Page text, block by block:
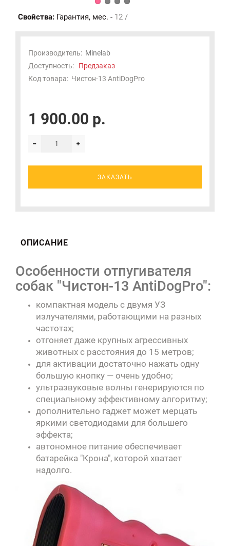
Свойства: Гарантия, мес. - 12 /
Производитель: Minelab
Доступность: Предзаказ
Код товара: Чистон-13 AntiDogPro
1 900.00 р.
ЗАКАЗАТЬ
ОПИСАНИЕ
Особенности отпугивателя
собак "Чистон-13 AntiDogPro":
компактная модель с двумя УЗ
излучателями, работающими на разных
частотах;
отгоняет даже крупных агрессивных
животных с расстояния до 15 метров;
для активации достаточно нажать одну
большую кнопку — очень удобно;
ультразвуковые волны генерируются по
специальному эффективному алгоритму;
дополнительно гаджет может мерцать
яркими светодиодами для большего
эффекта;
автономное питание обеспечивает
батарейка "Крона", которой хватает
надолго.